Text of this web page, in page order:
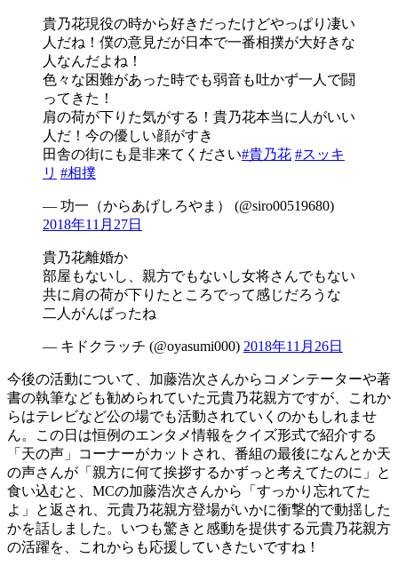
貴乃花現役の時から好きだったけどやっぱり凄い
人だね！僕の意見だが日本で一番相撲が大好きな
人なんだよね！
色々な困難があった時でも弱音も吐かず一人で闘
ってきた！
肩の荷が下りた気がする！貴乃花本当に人がいい
人だ！今の優しい顔がすき
田舎の街にも是非来てください#貴乃花 #スッキ
リ #相撲
— 功一（からあげしろやま） (@siro00519680)
2018年11月27日
貴乃花離婚か
部屋もないし、親方でもないし女将さんでもない
共に肩の荷が下りたところでって感じだろうな
二人がんばったね
— キドクラッチ (@oyasumi000) 2018年11月26日
今後の活動について、加藤浩次さんからコメンテーターや著
書の執筆なども勧められていた元貴乃花親方ですが、これか
らはテレビなど公の場でも活動されていくのかもしれませ
ん。この日は恒例のエンタメ情報をクイズ形式で紹介する
「天の声」コーナーがカットされ、番組の最後になんとか天
の声さんが「親方に何て挨拶するかずっと考えてたのに」と
食い込むと、MCの加藤浩次さんから「すっかり忘れてた
よ」と返され、元貴乃花親方登場がいかに衝撃的で動揺した
かを話しました。いつも驚きと感動を提供する元貴乃花親方
の活躍を、これからも応援していきたいですね！